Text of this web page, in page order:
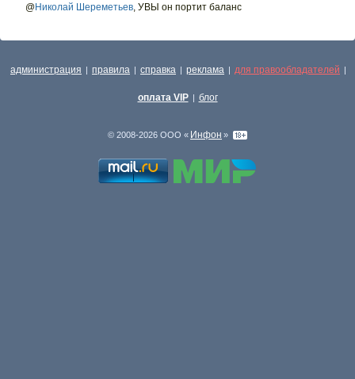
@Николай Шереметьев УВЫ он портит баланс
администрация | правила | справка | реклама | для правообладателей |
оплата VIP | блог
© 2008-2026 ООО « Инфон »